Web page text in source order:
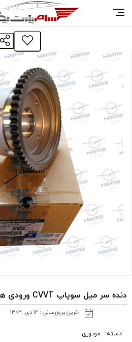
دنده سر میل سوپاپ CVVT ورودی هایما s72000 شرکتی
آخرین بروزرسانی : 12 دی, 1403
دسته: موتوری